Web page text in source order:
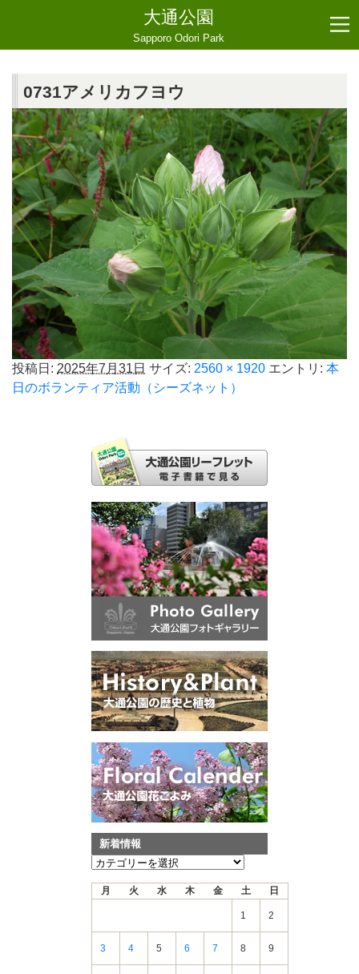
大通公園
Sapporo Odori Park
0731アメリカフヨウ
投稿日: 2025年7月31日 サイズ: 2560 × 1920 エントリ: 本
日のボランティア活動（シーズネット）
新着情報
新
月 火 水 木 金 土 日
1 2
3 4 5 6 7 8 9